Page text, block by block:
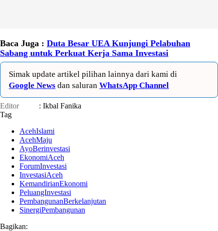
Baca Juga : Duta Besar UEA Kunjungi Pelabuhan
Sabang untuk Perkuat Kerja Sama Investasi
Simak update artikel pilihan lainnya dari kami di
Google News dan saluran WhatsApp Channel
Editor
: Ikbal Fanika
Tag
AcehIslami
AcehMaju
AyoBerinvestasi
EkonomiAceh
ForumInvestasi
InvestasiAceh
KemandirianEkonomi
PeluangInvestasi
PembangunanBerkelanjutan
SinergiPembangunan
Bagikan: